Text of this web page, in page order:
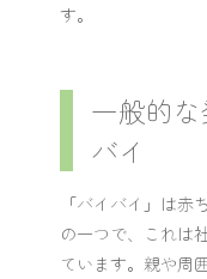
す。
一般的
バイ
「バイバイ」は
の一つで、これは
ています。親や周